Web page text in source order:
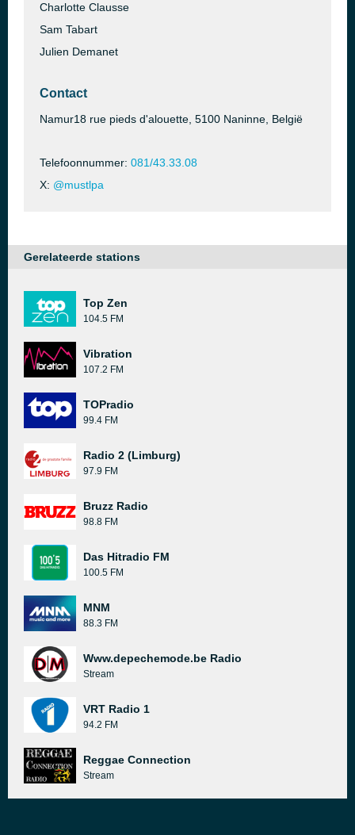
Charlotte Clausse
Sam Tabart
Julien Demanet
Contact
Namur18 rue pieds d'alouette, 5100 Naninne, België
Telefoonnummer: 081/43.33.08
X: @mustlpa
Gerelateerde stations
Top Zen
104.5 FM
Vibration
107.2 FM
TOPradio
99.4 FM
Radio 2 (Limburg)
97.9 FM
Bruzz Radio
98.8 FM
Das Hitradio FM
100.5 FM
MNM
88.3 FM
Www.depechemode.be Radio
Stream
VRT Radio 1
94.2 FM
Reggae Connection
Stream